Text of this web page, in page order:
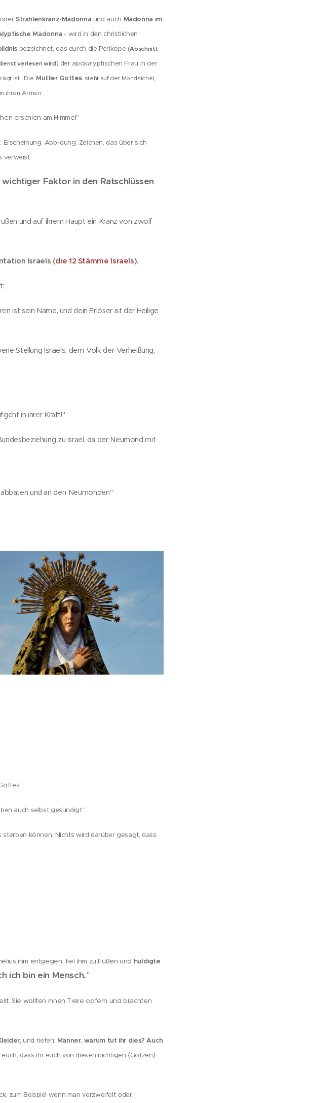
oder Strahlenkranz-Madonna und auch Madonna im
Madonna - wird in den christlichen
bezeichnet, das durch die Perikope (Abschnitt
verlesen wird) der apokalyptischen Frau in der
ist. Die Mutter Gottes steht auf der Mondsichel,
ihren Armen.
erschien am Himmel"
Erscheinung, Abbildung, Zeichen, das über sich
verweist.
Faktor in den Ratschlüssen
und auf ihrem Haupt ein Kranz von zwölf
Israels (die 12 Stämme Israels).
ist sein Name, und dein Erlöser ist der Heilige
Stellung Israels, dem Volk der Verheißung,
in ihrer Kraft!"
zu Israel, da der Neumond mit
und an den Neumonden"
auch selbst gesündigt."
können. Nichts wird darüber gesagt, dass
ihm entgegen, fiel ihm zu Füßen und huldigte
ich bin ein Mensch."
Sie wollten ihnen Tiere opfern und brachten
und riefen: Männer, warum tut ihr dies? Auch
dass ihr euch von diesen nichtigen ⟨Götzen⟩
zum Beispiel wenn man verzweifelt oder